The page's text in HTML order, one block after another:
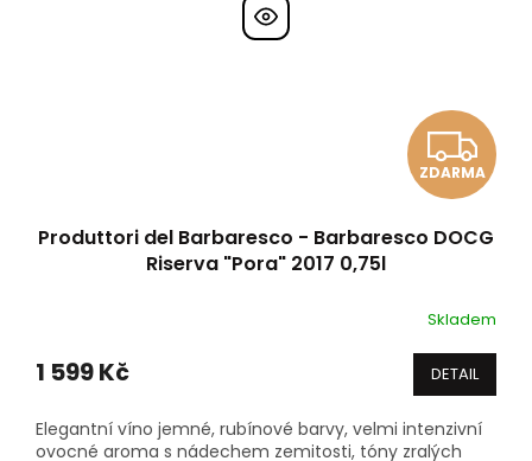
Z
D
A
M
A
ZDARMA
Produttori del Barbaresco - Barbaresco DOCG
Riserva "Pora" 2017 0,75l
Skladem
1 599 Kč DETAIL
Elegantní víno jemné, rubínové barvy, velmi intenzivní
ovocné aroma s nádechem zemitosti, tóny zralých